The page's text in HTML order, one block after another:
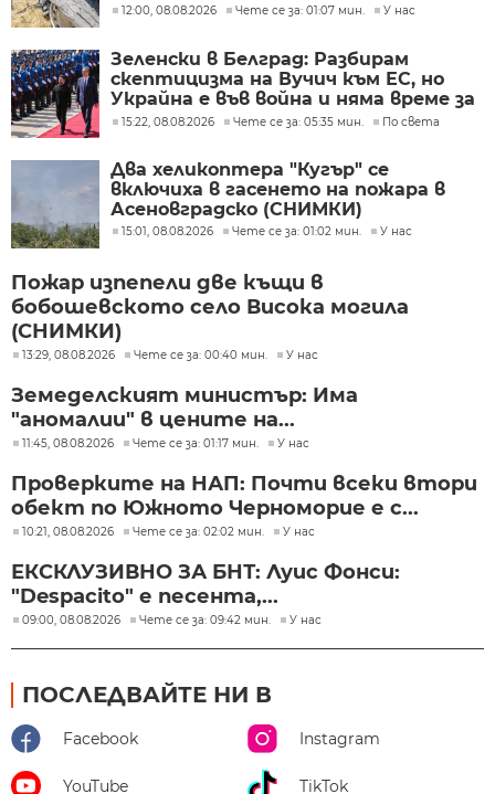
12:00, 08.08.2026 Чете се за: 01:07 мин. У нас
Зеленски в Белград: Разбирам
скептицизма на Вучич към ЕС, но
Украйна е във война и няма време за
скептицизъм
15:22, 08.08.2026 Чете се за: 05:35 мин. По света
Два хеликоптера "Кугър" се
включиха в гасенето на пожара в
Асеновградско (СНИМКИ)
15:01, 08.08.2026 Чете се за: 01:02 мин. У нас
Пожар изпепели две къщи в
бобошевското село Висока могила
(СНИМКИ)
13:29, 08.08.2026 Чете се за: 00:40 мин. У нас
Земеделският министър: Има
"аномалии" в цените на...
11:45, 08.08.2026 Чете се за: 01:17 мин. У нас
Проверките на НАП: Почти всеки втори
обект по Южното Черноморие е с...
10:21, 08.08.2026 Чете се за: 02:02 мин. У нас
ЕКСКЛУЗИВНО ЗА БНТ: Луис Фонси:
"Despacito" е песента,...
09:00, 08.08.2026 Чете се за: 09:42 мин. У нас
ПОСЛЕДВАЙТЕ НИ В
Facebook Instagram
YouTube TikTok